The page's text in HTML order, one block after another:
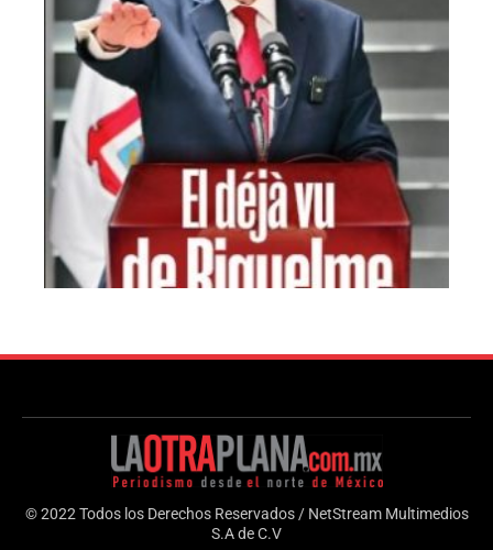
© 2022 Todos los Derechos Reservados / NetStream Multimedios
S.A de C.V